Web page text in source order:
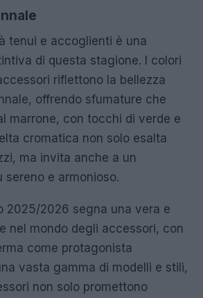
tenui e accoglienti è una
di questa stagione. I colori
riflettono la bellezza
offrendo sfumature che
marrone, con tocchi di verde e
cromatica non solo esalta
ma invita anche a un
sereno e armonioso.
2025/2026 segna una vera e
nel mondo degli accessori, con
come protagonista
vasta gamma di modelli e stili,
non solo promettono